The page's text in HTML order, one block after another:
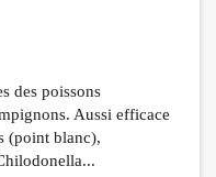
des poissons
Aussi efficace
(point blanc),